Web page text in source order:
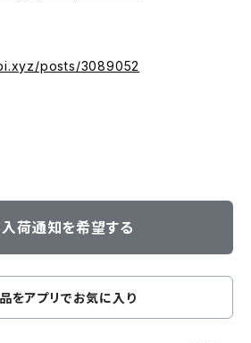
posts/3089052
荷通知を希望する
をアプリでお気に入り